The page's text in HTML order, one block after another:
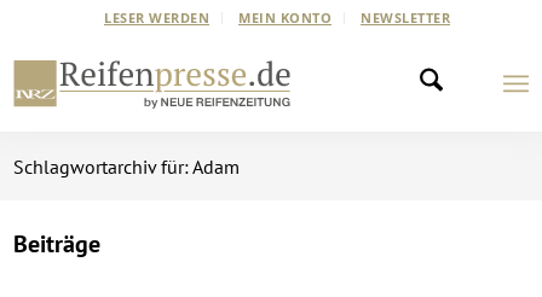
LESER WERDEN MEIN KONTO NEWSLETTER
Schlagwortarchiv für: Adam
Beiträge